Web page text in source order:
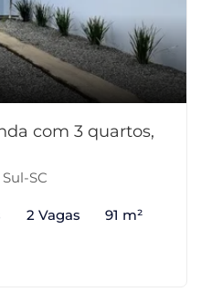
com 3 quartos,
SC
2 Vagas 91 m²